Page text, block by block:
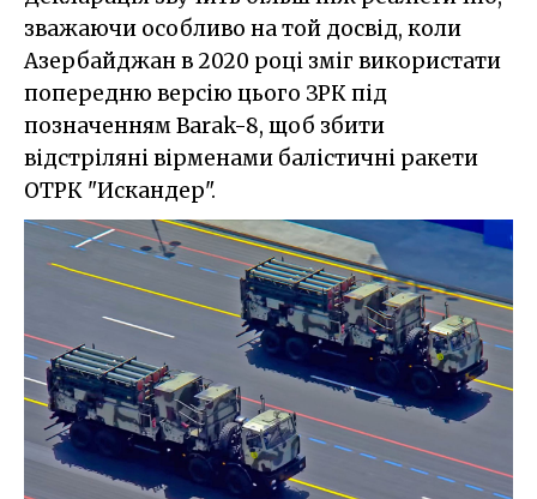
зважаючи особливо на той досвід, коли
Азербайджан в 2020 році зміг використати
попередню версію цього ЗРК під
позначенням Barak-8, щоб збити
відстріляні вірменами балістичні ракети
ОТРК "Искандер".